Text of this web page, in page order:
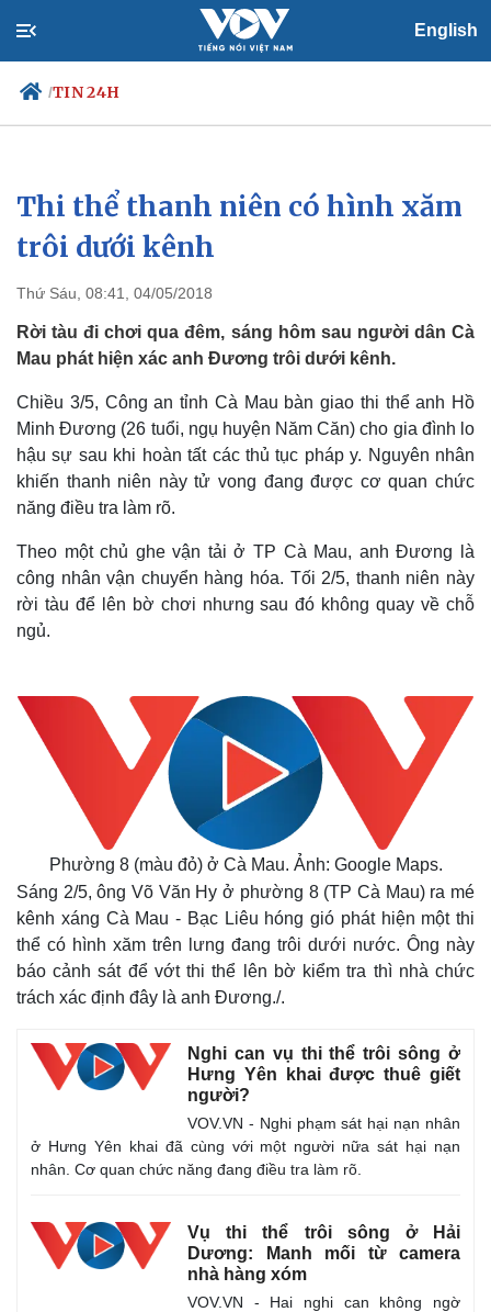
English
/TIN 24H
Chính trị
Đảng
Tổ chức nhân sự
Nhận diện sự thật
Xã hội
Việc làm
Biển đảo
Thi thể thanh niên có hình xăm
trôi dưới kênh
Thứ Sáu, 08:41, 04/05/2018
Rời tàu đi chơi qua đêm, sáng hôm sau người dân Cà
Mau phát hiện xác anh Đương trôi dưới kênh.
Chiều 3/5, Công an tỉnh Cà Mau bàn giao thi thể anh Hồ
Minh Đương (26 tuổi, ngụ huyện Năm Căn) cho gia đình lo
hậu sự sau khi hoàn tất các thủ tục pháp y. Nguyên nhân
khiến thanh niên này tử vong đang được cơ quan chức
năng điều tra làm rõ.
Theo một chủ ghe vận tải ở TP Cà Mau, anh Đương là
công nhân vận chuyển hàng hóa. Tối 2/5, thanh niên này
rời tàu để lên bờ chơi nhưng sau đó không quay về chỗ
ngủ.
Phường 8 (màu đỏ) ở Cà Mau. Ảnh: Google Maps.
Sáng 2/5, ông Võ Văn Hy ở phường 8 (TP Cà Mau) ra mé
kênh xáng Cà Mau - Bạc Liêu hóng gió phát hiện một thi
thể có hình xăm trên lưng đang trôi dưới nước. Ông này
báo cảnh sát để vớt thi thể lên bờ kiểm tra thì nhà chức
trách xác định đây là anh Đương./.
Nghi can vụ thi thể trôi sông ở
Hưng Yên khai được thuê giết
người?
VOV.VN - Nghi phạm sát hại nạn nhân
ở Hưng Yên khai đã cùng với một người nữa sát hại nạn
nhân. Cơ quan chức năng đang điều tra làm rõ.
Vụ thi thể trôi sông ở Hải
Dương: Manh mối từ camera
nhà hàng xóm
VOV.VN - Hai nghi can không ngờ